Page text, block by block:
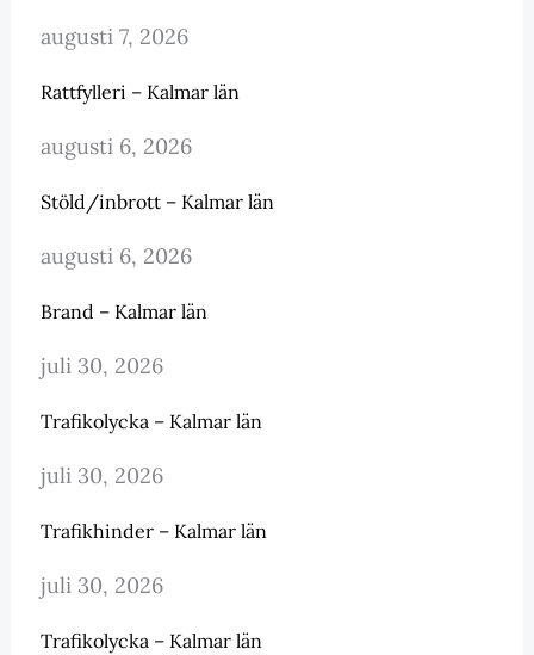
augusti 7, 2026
Rattfylleri – Kalmar län
augusti 6, 2026
Stöld/inbrott – Kalmar län
augusti 6, 2026
Brand – Kalmar län
juli 30, 2026
Trafikolycka – Kalmar län
juli 30, 2026
Trafikhinder – Kalmar län
juli 30, 2026
Trafikolycka – Kalmar län